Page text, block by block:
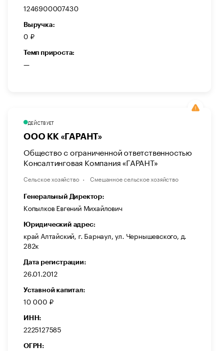
1246900007430
Выручка:
0 ₽
Темп прироста:
—
ДЕЙСТВУЕТ
ООО КК «ГАРАНТ»
Общество с ограниченной ответственностью
Консалтинговая Компания «ГАРАНТ»
Сельское хозяйство Смешанное сельское хозяйство
Генеральный Директор:
Копылков Евгений Михайлович
Юридический адрес:
край Алтайский, г. Барнаул, ул. Чернышевского, д.
282к
Дата регистрации:
26.01.2012
Уставной капитал:
10 000 ₽
ИНН:
2225127585
ОГРН: